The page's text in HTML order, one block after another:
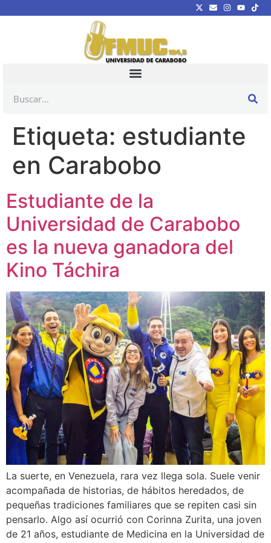
Etiqueta: estudiante
en Carabobo
Estudiante de la
Universidad de Carabobo
es la nueva ganadora del
Kino Táchira
La suerte, en Venezuela, rara vez llega sola. Suele venir
acompañada de historias, de hábitos heredados, de
pequeñas tradiciones familiares que se repiten casi sin
pensarlo. Algo así ocurrió con Corinna Zurita, una joven
de 21 años, estudiante de Medicina en la Universidad de